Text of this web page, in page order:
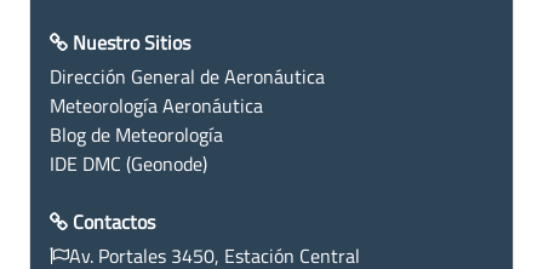
Nuestro Sitios
Dirección General de Aeronáutica
Meteorología Aeronáutica
Blog de Meteorología
IDE DMC (Geonode)
Contactos
Av. Portales 3450, Estación Central